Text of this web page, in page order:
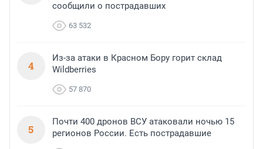
сообщили о пострадавших
63 532
4
Из-за атаки в Красном Бору горит склад
Wildberries
57 870
5
Почти 400 дронов ВСУ атаковали ночью 15
регионов России. Есть пострадавшие